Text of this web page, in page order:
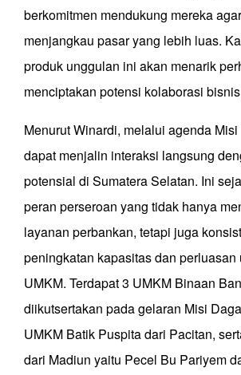
berkomitmen mendukung mereka
menjangkau pasar yang lebih luas.
produk unggulan ini akan menarik
menciptakan potensi kolaborasi
Menurut Winardi, melalui agenda
dapat menjalin interaksi langsung
potensial di Sumatera Selatan. Ini
peran perseroan yang tidak hanya
layanan perbankan, tetapi juga
peningkatan kapasitas dan perluasan
UMKM. Terdapat 3 UMKM Binaan
diikutsertakan pada gelaran Misi
UMKM Batik Puspita dari Pacitan,
dari Madiun yaitu Pecel Bu Pariyem